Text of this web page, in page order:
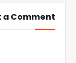
a Comment